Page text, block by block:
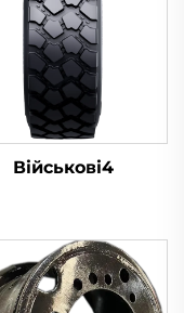
Військові4